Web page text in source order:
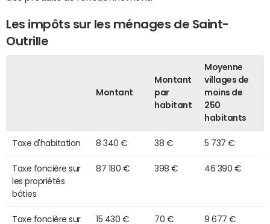
Les impôts sur les ménages de Saint-
Outrille
Montant
Montant
par
habitant
Moyenne
villages de
moins de
250
habitants
Taxe d'habitation 8 340 € 38 € 5 737 €
Taxe foncière sur
les propriétés
bâties
87 180 € 398 € 46 390 €
Taxe foncière sur
15 430 € 70 € 9 677 €